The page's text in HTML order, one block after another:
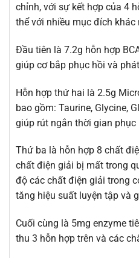
chỉnh, với sự kết hợp của 4
thể với nhiều mục đích khác
Đầu tiên là 7.2g hỗn hợp
giúp cơ bắp phục hồi và
Hỗn hợp thứ hai là 2.5g
bao gồm: Taurine, Glycine,
giúp rút ngắn thời gian phục
Thứ ba là hỗn hợp 8 chất
chất điện giải bị mất trong
độ các chất điện giải trong
tăng hiệu suất luyện tập và
Cuối cùng là 5mg enzyme
thu 3 hỗn hợp trên và các